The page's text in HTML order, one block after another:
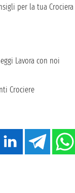
per la tua Crociera
Lavora con noi
Crociere